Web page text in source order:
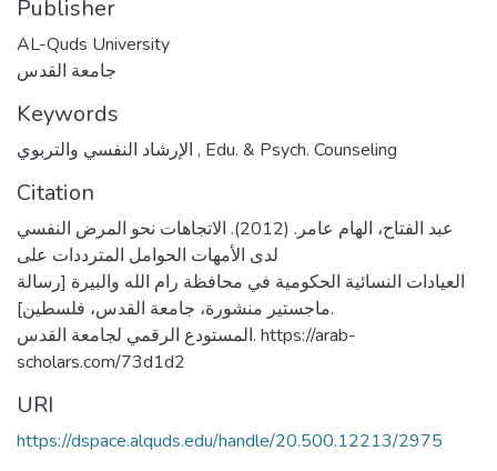
Publisher
AL-Quds University
جامعة القدس
Keywords
, Edu. & Psych. Counseling
Citation
عبد الفتاح، الهام عامر. (2012). الاتجاهات نحو المرض النفسي
لدى الأمهات الحوامل المترددات على
العيادات النسائية الحكومية في محافظة رام الله والبيرة [رسالة
ماجستير منشورة، جامعة القدس، فلسطين].
المستودع الرقمي لجامعة القدس. https://arab-
scholars.com/73d1d2
URI
https://dspace.alquds.edu/handle/20.500.12213/2975